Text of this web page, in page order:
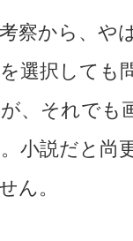
察から、や
選択しても
、それでも
小説だと尚
ん。